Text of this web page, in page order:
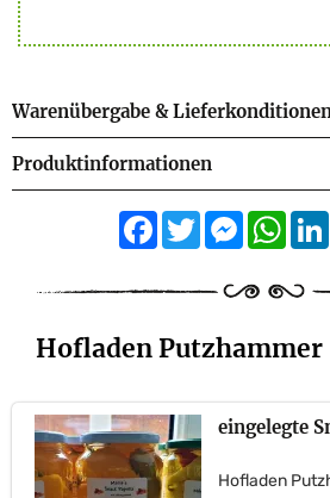
Warenübergabe &
Produktinformationen
Facebook
TwitterMessenger
Hofladen
eingelegte
Hofladen